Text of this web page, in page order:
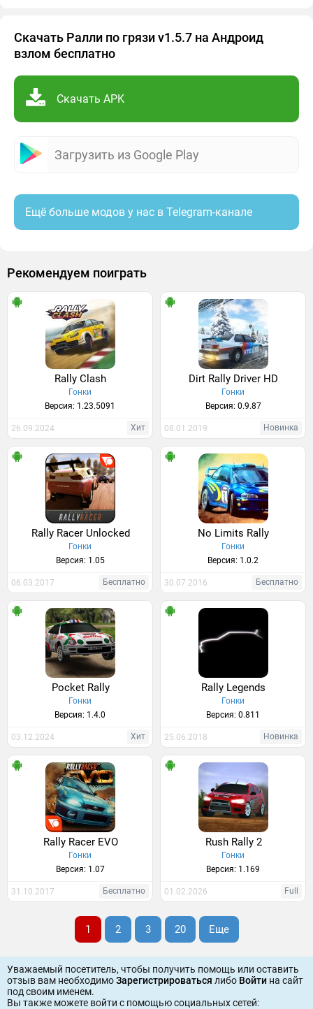
Скачать Ралли по грязи v1.5.7 на Андроид
взлом бесплатно
Скачать APK
Загрузить из Google Play
Ещё больше модов у нас в Telegram-канале
Рекомендуем поиграть
Rally Clash
Гонки
Версия: 1.23.5091
26.09.2024 Хит
Dirt Rally Driver HD
Гонки
Версия: 0.9.87
08.01.2019 Новинка
Rally Racer Unlocked
Гонки
Версия: 1.05
06.03.2017 Бесплатно
No Limits Rally
Гонки
Версия: 1.0.2
30.07.2016 Бесплатно
Pocket Rally
Гонки
Версия: 1.4.0
03.12.2024 Хит
Rally Legends
Гонки
Версия: 0.811
25.06.2018 Новинка
Rally Racer EVO
Гонки
Версия: 1.07
31.10.2017 Бесплатно
Rush Rally 2
Гонки
Версия: 1.169
01.02.2026 Full
1 2 3 20 Еще
Уважаемый посетитель, чтобы получить помощь или оставить
отзыв вам необходимоЗарегистрироваться либо Войти на сайт
под своим именем.
Вы также можете войти c помощью социальных сетей: